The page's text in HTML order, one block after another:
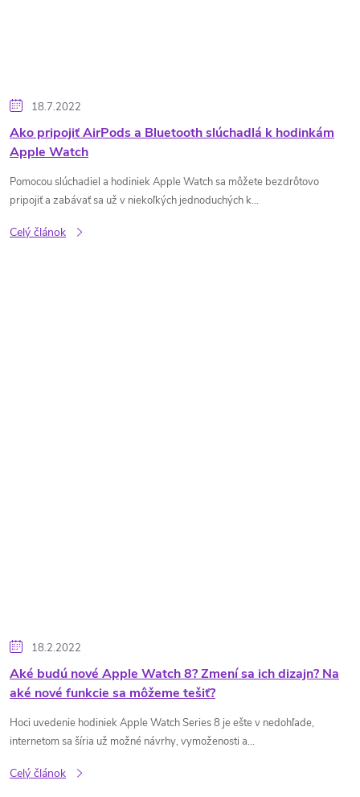
18.7.2022
Ako pripojiť AirPods a Bluetooth slúchadlá k hodinkám
Apple Watch
Pomocou slúchadiel a hodiniek Apple Watch sa môžete bezdrôtovo
pripojiť a zabávať sa už v niekoľkých jednoduchých k...
Celý článok
18.2.2022
Aké budú nové Apple Watch 8? Zmení sa ich dizajn? Na
aké nové funkcie sa môžeme tešiť?
Hoci uvedenie hodiniek Apple Watch Series 8 je ešte v nedohľade,
internetom sa šíria už možné návrhy, vymoženosti a...
Celý článok